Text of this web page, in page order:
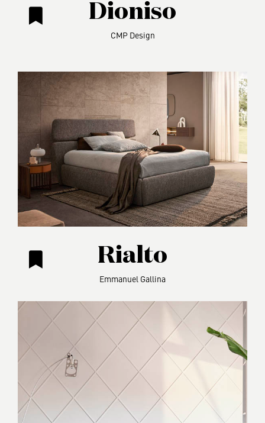
Dioniso
CMP Design
Rialto
Emmanuel Gallina